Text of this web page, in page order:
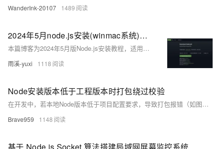
WanderInk-20107 1489
2024年5月node.js安装(winmac系统)保姆级教程
本篇博客为2024年5月版Node.js安装教程，适用于Windows和Mac系统。作者是一名熟悉JavaScript与Vue的大一学生，分享了Node.js的基本介绍、下载链接及简单安装步骤。安装完成后，通过终端命令`node -v`验证版本即可确认安装成功。欢迎关注作者，获取更多技术文章。
雨溪-yuxi 1118
Node安装版本低于工程版本时打包绕过校验
在开发中，若本地Node版本低于项目配置要求，导致打包报错（如图所示），可在不变更本地环境的情况下，通过在执行`npm run build`前输入命令`set NODE_OPTIONS=--openssl-legacy-provider`来绕行此问题，确保构建顺利进行。
Brave959 1148